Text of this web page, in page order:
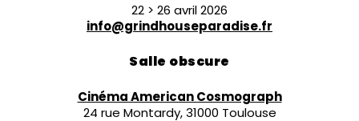
22 > 26 avril 2026
info@grindhouseparadise.fr
Salle obscure
Cinéma American Cosmograph
24 rue Montardy, 31000 Toulouse